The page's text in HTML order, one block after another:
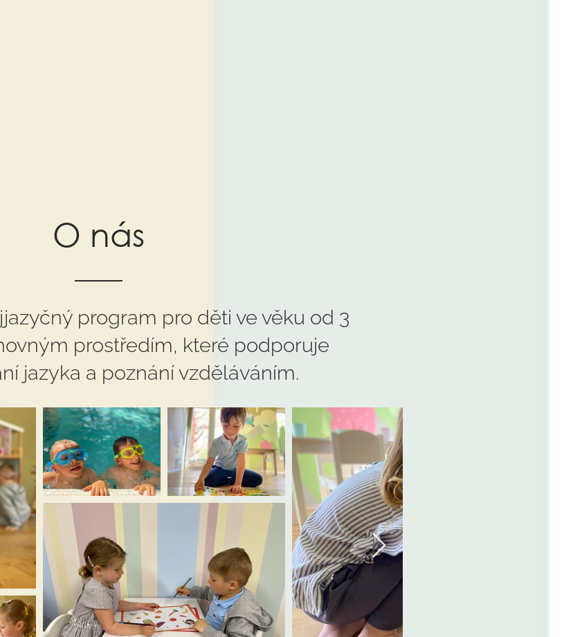
O nás
program pro děti ve věku od 3
prostředím, které podporuje
jazyka a poznání vzděláváním.